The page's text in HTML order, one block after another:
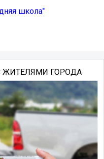
школа"
ЖИТЕЛЯМИ ГОРОДА